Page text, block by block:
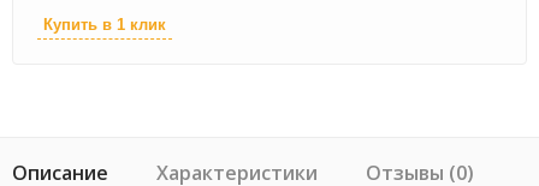
Купить в 1 клик
Описание Характеристики Отзывы (0)